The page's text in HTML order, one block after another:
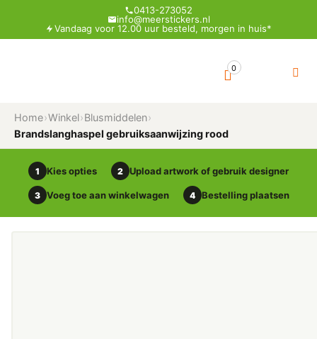
0413-273052
info@meerstickers.nl
Vandaag voor 12.00 uur besteld, morgen in huis*
0
Home›Winkel›Blusmiddelen›
Brandslanghaspel gebruiksaanwijzing rood
1 Kies opties 2 Upload artwork of gebruik designer
3 Voeg toe aan winkelwagen 4 Bestelling plaatsen